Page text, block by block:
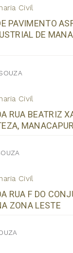
Civil
PAVIMENTO
DE
Civil
RUA BEATRIZ
Civil
RUA F DO
ZONA LESTE